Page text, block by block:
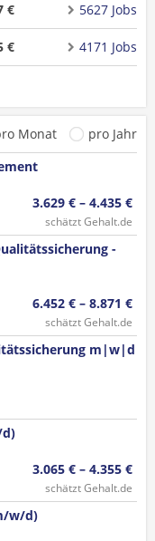
€ 5627 Jobs
€ 4171 Jobs
Monat
pro Jahr
3.629 € – 4.435 €
schätzt Gehalt.de
-
6.452 € – 8.871 €
schätzt Gehalt.de
m|w|d
3.065 € – 4.355 €
schätzt Gehalt.de
w/d)